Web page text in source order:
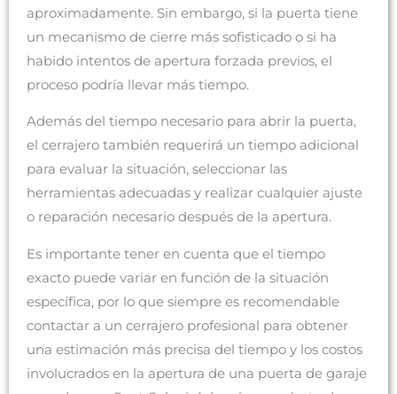
aproximadamente. Sin embargo, si la puerta tiene
un mecanismo de cierre más sofisticado o si ha
habido intentos de apertura forzada previos, el
proceso podría llevar más tiempo.
Además del tiempo necesario para abrir la puerta,
el cerrajero también requerirá un tiempo adicional
para evaluar la situación, seleccionar las
herramientas adecuadas y realizar cualquier ajuste
o reparación necesario después de la apertura.
Es importante tener en cuenta que el tiempo
exacto puede variar en función de la situación
específica, por lo que siempre es recomendable
contactar a un cerrajero profesional para obtener
una estimación más precisa del tiempo y los costos
involucrados en la apertura de una puerta de garaje